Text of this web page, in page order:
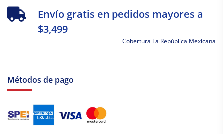
Envío gratis en pedidos mayores a
$3,499
Cobertura La República Mexicana
Métodos de pago